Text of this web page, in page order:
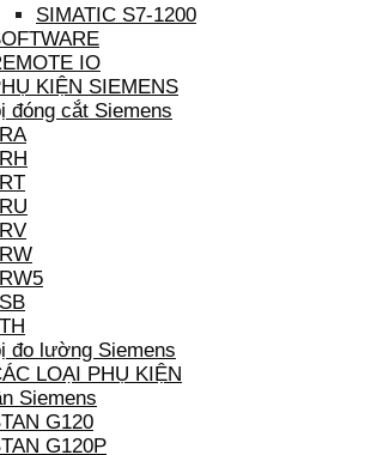
SIMATIC S7-1200
IO
KIỆN SIEMENS
đóng cắt Siemens
đo lường Siemens
LOẠI PHỤ KIỆN
Siemens
G120
G120P